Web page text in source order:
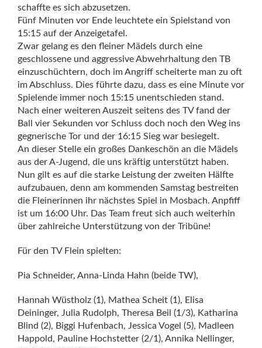
schaffte es sich abzusetzen.
Fünf Minuten vor Ende leuchtete ein Spielstand von
15:15 auf der Anzeigetafel.
Zwar gelang es den fleiner Mädels durch eine
geschlossene und aggressive Abwehrhaltung den TB
einzuschüchtern, doch im Angriff scheiterte man zu oft
im Abschluss. Dies führte dazu, dass es eine Minute vor
Spielende immer noch 15:15 unentschieden stand.
Nach einer weiteren Auszeit seitens des TV fand der
Ball vier Sekunden vor Schluss doch noch den Weg ins
gegnerische Tor und der 16:15 Sieg war besiegelt.
An dieser Stelle ein großes Dankeschön an die Mädels
aus der A-Jugend, die uns kräftig unterstützt haben.
Nun gilt es auf die starke Leistung der zweiten Hälfte
aufzubauen, denn am kommenden Samstag bestreiten
die Fleinerinnen ihr nächstes Spiel in Mosbach. Anpfiff
ist um 16:00 Uhr. Das Team freut sich auch weiterhin
über zahlreiche Unterstützung von der Tribüne!
Für den TV Flein spielten:
Pia Schneider, Anna-Linda Hahn (beide TW),
Hannah Wüstholz (1), Mathea Scheit (1), Elisa
Deininger, Julia Rudolph, Theresa Beil (1/3), Katharina
Blind (2), Biggi Hufenbach, Jessica Vogel (5), Madleen
Happold, Pauline Hochstetter (2/1), Annika Nellinger,